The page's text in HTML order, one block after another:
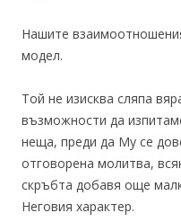
Нашите
модел.
Той не изисква сляпа
възможности да
неща, преди да Му се
отговорена молитва,
скръбта добавя още
Неговия характер.